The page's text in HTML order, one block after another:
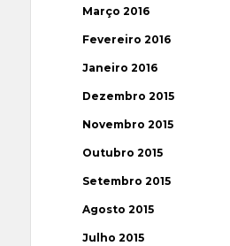
Março 2016
Fevereiro 2016
Janeiro 2016
Dezembro 2015
Novembro 2015
Outubro 2015
Setembro 2015
Agosto 2015
Julho 2015